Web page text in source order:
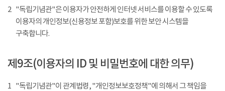
2 "독립기념관"은 이용자가 안전하게 인터넷 서비스를 이용할 수 있도록
이용자의 개인정보(신용정보 포함)보호를 위한 보안 시스템을
구축합니다.
제9조(이용자의 ID 및 비밀번호에 대한 의무)
1 "독립기념관"이 관계법령, "개인정보보호정책"에 의해서 그 책임을